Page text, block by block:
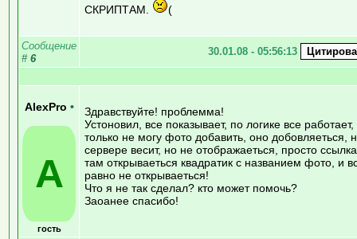
СКРИПТАМ. (
Сообщение
# 6
30.01.08 - 05:56:13
AlexPro •
A
гость
Здравствуйте! проблемма!
Устоновил, все показывает, по логике все работает,
только не могу фото добавить, оно добовляеться,
сервере весит, но не отображаеться, просто
там открываеться квадратик с названием фото, и
равно не открываеться!
Что я не так сделал? кто может помочь?
Заоанее спасибо!